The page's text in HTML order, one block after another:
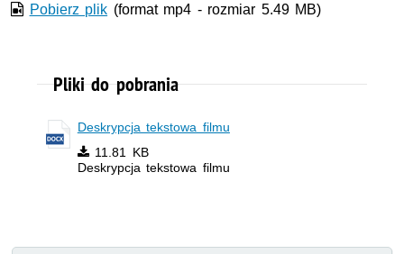
Pobierz plik (format mp4 - rozmiar 5.49 MB)
Pliki do pobrania
Deskrypcja tekstowa filmu
11.81 KB
Deskrypcja tekstowa filmu